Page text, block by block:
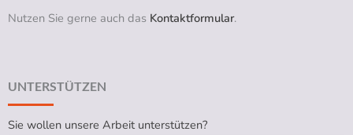
Nutzen Sie gerne auch das Kontaktformular.
UNTERSTÜTZEN
Sie wollen unsere Arbeit unterstützen?